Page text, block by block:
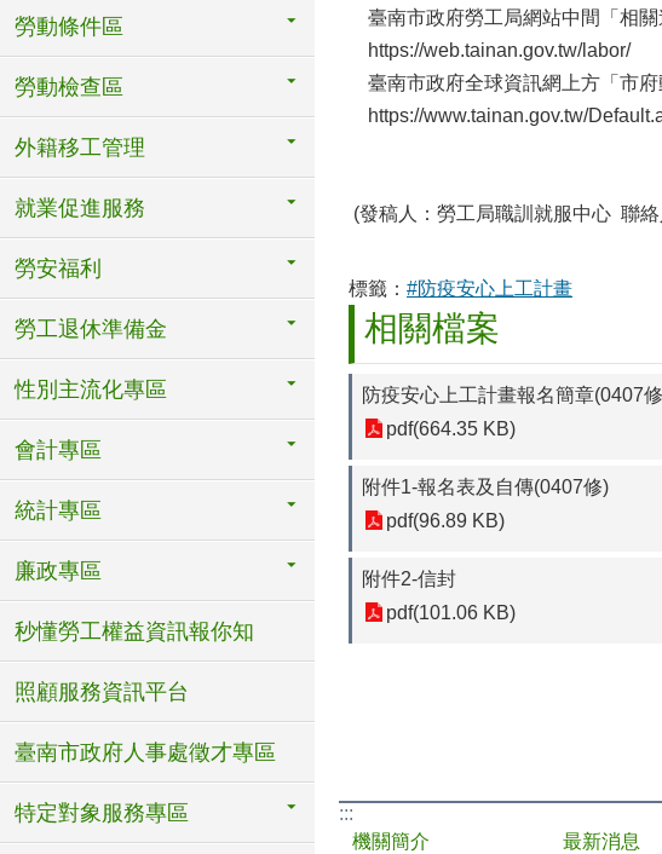
勞動條件區
勞動檢查區
外籍移工管理
就業促進服務
勞安福利
勞工退休準備金
性別主流化專區
會計專區
統計專區
廉政專區
秒懂勞工權益資訊報你知
照顧服務資訊平台
臺南市政府人事處徵才專區
特定對象服務專區
臺南市政府勞工局網站中間「相關
https://web.tainan.gov.tw/labor/
臺南市政府全球資訊網上方「市府
https://www.tainan.gov.tw/
(發稿人：勞工局職訓就服中心 聯
標籤： #防疫安心上工計畫
相關檔案
防疫安心上工計畫報名簡章(0407
pdf(664.35 KB)
附件1-報名表及自傳(0407修)
pdf(96.89 KB)
附件2-信封
pdf(101.06 KB)
:::
機關簡介
最新消息